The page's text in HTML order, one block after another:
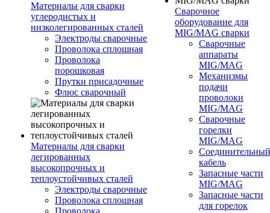
Материалы для сварки
углеродистых и
низколегированных сталей
Электроды сварочные
Проволока сплошная
Проволока
порошковая
Прутки присадочные
Флюс сварочный
Материалы для сварки
легированных
высокопрочных и
теплоустойчивых сталей
Электроды сварочные
Проволока сплошная
Проволока
Сварочное
оборудование для
MIG/MAG сварки
Сварочные
аппараты
MIG/MAG
Механизмы
подачи
проволоки
MIG/MAG
Сварочные
горелки
MIG/MAG
Соединительный
кабель
Запасные части
MIG/MAG
Запасные части
для горелок